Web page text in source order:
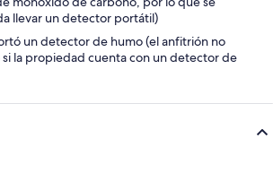
llevar un detector portátil)
un detector de humo (el anfitrión no
la propiedad cuenta con un detector de